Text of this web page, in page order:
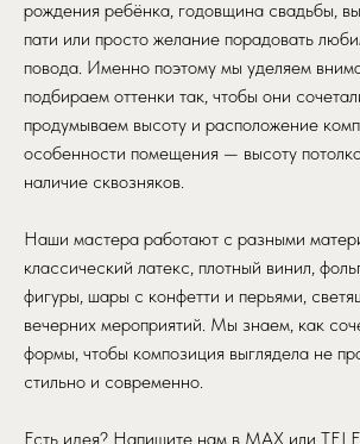
рождения ребёнка, годовщина свадьбы,
пати или просто желание порадовать
повода. Именно поэтому мы уделяем
подбираем оттенки так, чтобы они
продумываем высоту и расположение
особенности помещения — высоту
наличие сквозняков.
Наши мастера работают с разными
классический латекс, плотный винил,
фигуры, шары с конфетти и перьями,
вечерних мероприятий. Мы знаем, как
формы, чтобы композиция выглядела не
стильно и современно.
Есть идея? Напишите нам в MAX или